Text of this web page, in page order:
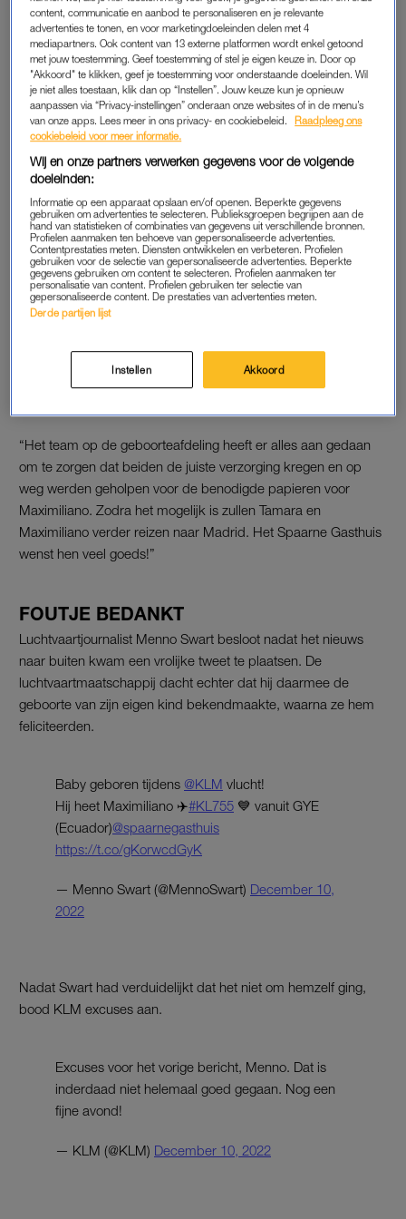
onderweg van Ecuador naar Spanje. Met als tussenstop
luchthaven Schiphol.
“Enkele uren vóór de landing in Nederland kreeg zij last van
haar buik en besloot zij naar het toilet te gaan. Tot haar grote
verbazing had zij na twee persweeën ineens een baby in haar
handen: zoon Maximiliano. Tamara had geen idee dat zij
zwanger was en was behoorlijk overvallen door het gebeuren.”
Volgens het Spaarne Gasthuis waren in het vliegtuig twee
artsen en een verpleegkundige uit Oostenrijk, die de moeder
na deze verrassende bevalling konden helpen. De baby is
naar één van deze mensen vernoemd.
GOEDE GEZONDHEID
“Het team op de geboorteafdeling heeft er alles aan gedaan
om te zorgen dat beiden de juiste verzorging kregen en op
weg werden geholpen voor de benodigde papieren voor
Maximiliano. Zodra het mogelijk is zullen Tamara en
Maximiliano verder reizen naar Madrid. Het Spaarne Gasthuis
wenst hen veel goeds!”
FOUTJE BEDANKT
Luchtvaartjournalist Menno Swart besloot nadat het nieuws
naar buiten kwam een vrolijke tweet te plaatsen. De
luchtvaartmaatschappij dacht echter dat hij daarmee de
geboorte van zijn eigen kind bekendmaakte, waarna ze hem
feliciteerden.
Baby geboren tijdens @KLM vlucht!
Hij heet Maximiliano ✈️#KL755 💙 vanuit GYE
(Ecuador)@spaarnegasthuis
https://t.co/gKorwcdGyK
— Menno Swart (@MennoSwart) December 10,
2022
Nadat Swart had verduidelijkt dat het niet om hemzelf ging,
bood KLM excuses aan.
Excuses voor het vorige bericht, Menno. Dat is
inderdaad niet helemaal goed gegaan. Nog een
fijne avond!
— KLM (@KLM) December 10, 2022
content, communicatie en aanbod te personaliseren en je relevante
advertenties te tonen, en voor marketingdoeleinden delen met 4
mediapartners. Ook content van 13 externe platformen wordt enkel getoond
met jouw toestemming. Geef toestemming of stel je eigen keuze in. Door op
"Akkoord" te klikken, geef je toestemming voor onderstaande doeleinden. Wil
je niet alles toestaan, klik dan op “Instellen”. Jouw keuze kun je opnieuw
aanpassen via “Privacy-instellingen” onderaan onze websites of in de menu’s
van onze apps. Lees meer in ons privacy- en cookiebeleid.
Raadpleeg ons
cookiebeleid voor meer informatie.
Wij en onze partners verwerken gegevens voor de volgende
doeleinden:
Informatie op een apparaat opslaan en/of openen. Beperkte gegevens
gebruiken om advertenties te selecteren. Publieksgroepen begrijpen aan de
hand van statistieken of combinaties van gegevens uit verschillende bronnen.
Profielen aanmaken ten behoeve van gepersonaliseerde advertenties.
Contentprestaties meten. Diensten ontwikkelen en verbeteren. Profielen
gebruiken voor de selectie van gepersonaliseerde advertenties. Beperkte
gegevens gebruiken om content te selecteren. Profielen aanmaken ter
personalisatie van content. Profielen gebruiken ter selectie van
gepersonaliseerde content. De prestaties van advertenties meten.
Derde partijen lijst
Instellen Akkoord